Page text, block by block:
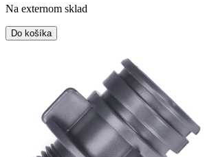
Na externom sklad
Do košíka